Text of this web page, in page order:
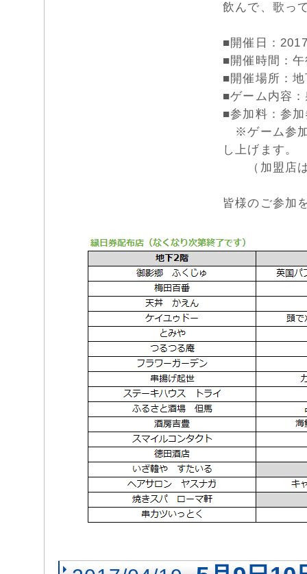
飲んで、歌っ
■開催日：
■開催時間：
■開催場所：
■ゲーム内容
■参加料：参
※ゲーム参加
し上げます。
（加盟店は
皆様のご参加